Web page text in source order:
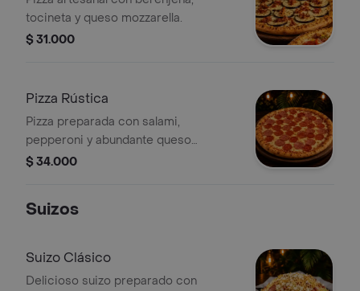
tocineta y queso mozzarella.
$ 31.000
Pizza Rústica
Pizza preparada con salami,
pepperoni y abundante queso
mozzarella.
$ 34.000
Suizos
Suizo Clásico
Delicioso suizo preparado con